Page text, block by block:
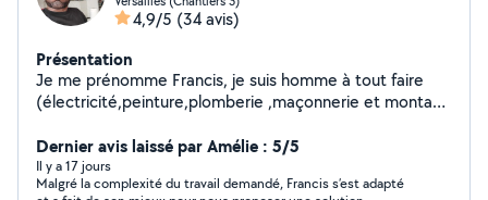
4,9/5 (34 avis)
Présentation
Je me prénomme Francis, je suis homme à tout faire
(électricité,peinture,plomberie ,maçonnerie et montage
Dernier avis laissé par Amélie : 5/5
Il y a 17 jours
Malgré la complexité du travail demandé, Francis s’est adapté